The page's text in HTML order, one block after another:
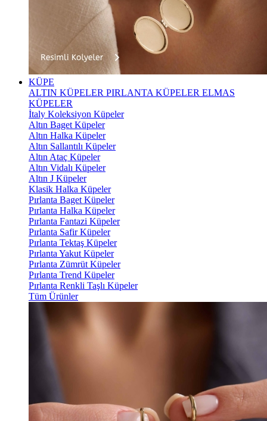
KÜPE
ALTIN KÜPELER PIRLANTA KÜPELER ELMAS
KÜPELER
İtaly Koleksiyon Küpeler
Altın Baget Küpeler
Altın Halka Küpeler
Altın Sallantılı Küpeler
Altın Ataç Küpeler
Altın Vidalı Küpeler
Altın J Küpeler
Klasik Halka Küpeler
Pırlanta Baget Küpeler
Pırlanta Halka Küpeler
Pırlanta Fantazi Küpeler
Pırlanta Safir Küpeler
Pırlanta Tektaş Küpeler
Pırlanta Yakut Küpeler
Pırlanta Zümrüt Küpeler
Pırlanta Trend Küpeler
Pırlanta Renkli Taşlı Küpeler
Tüm Ürünler